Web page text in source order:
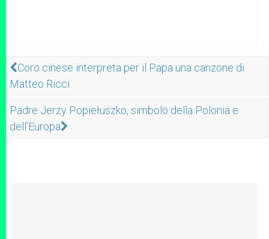
Coro cinese interpreta per il Papa una canzone di
Matteo Ricci
Padre Jerzy Popiełuszko, simbolo della Polonia e
dell’Europa